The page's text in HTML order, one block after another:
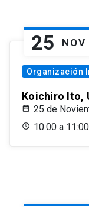
25 NOV
Organización
Koichiro Ito,
25 de
10:00 a 11:00